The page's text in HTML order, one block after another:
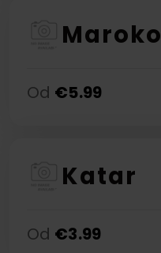
Maroko
Od €5.99
Katar
Od €3.99